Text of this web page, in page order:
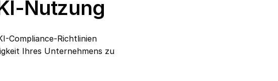
Nutzung
Compliance-Richtlinien
Ihres Unternehmens zu